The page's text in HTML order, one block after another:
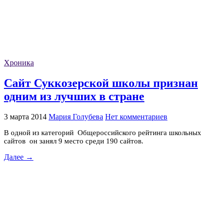
Хроника
Сайт Суккозерской школы признан
одним из лучших в стране
3 марта 2014 Мария Голубева Нет комментариев
В одной из категорий Общероссийского рейтинга школьных
сайтов он занял 9 место среди 190 сайтов.
Далее →